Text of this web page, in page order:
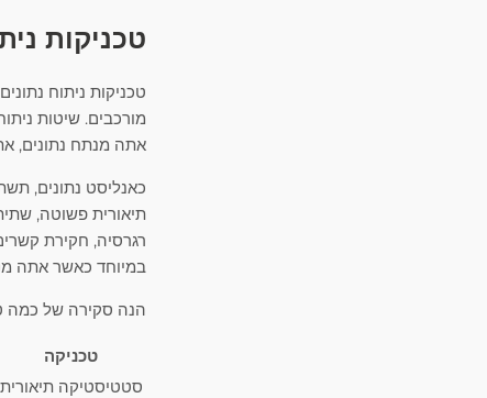
טכניקות
טכניקות ניתוח
מורכבים. שיטות
אתה מנתח נתונים,
כאנליסט נתונים,
תיאורית פשוטה,
רגרסיה, חקירת
במיוחד כאשר אתה
הנה סקירה של כמה
טכניקה
סטטיסטיקה תיאורית